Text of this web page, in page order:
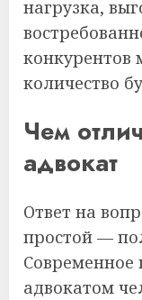
нагрузка,
конкурентов
количество
Чем
адвокат
Ответ на
простой —
Современное
адвокатом